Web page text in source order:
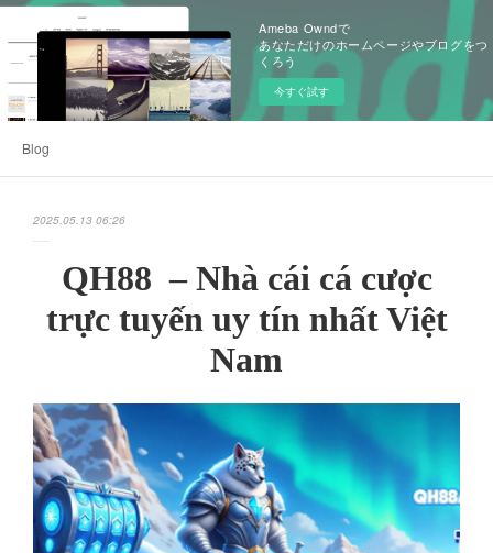
Ameba Owndで
あなただけのホームページやブログをつ
くろう
今すぐ試す
Blog
2025.05.13 06:26